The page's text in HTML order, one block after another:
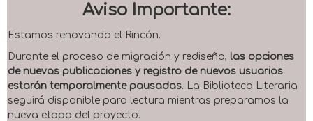
Aviso Importante:
Estamos renovando el Rincón.
Durante el proceso de migración y rediseño, las opciones
de nuevas publicaciones y registro de nuevos usuarios
estarán temporalmente pausadas. La Biblioteca Literaria
seguirá disponible para lectura mientras preparamos la
nueva etapa del proyecto.